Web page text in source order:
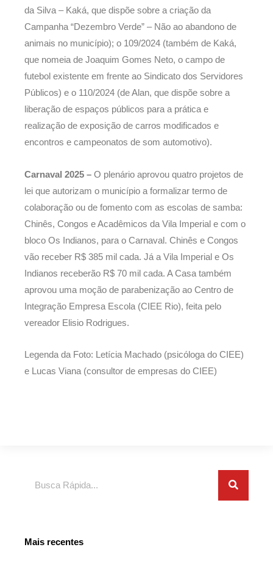
da Silva – Kaká, que dispõe sobre a criação da
Campanha “Dezembro Verde” – Não ao abandono de
animais no município); o 109/2024 (também de Kaká,
que nomeia de Joaquim Gomes Neto, o campo de
futebol existente em frente ao Sindicato dos Servidores
Públicos) e o 110/2024 (de Alan, que dispõe sobre a
liberação de espaços públicos para a prática e
realização de exposição de carros modificados e
encontros e campeonatos de som automotivo).
Carnaval 2025 – O plenário aprovou quatro projetos de
lei que autorizam o município a formalizar termo de
colaboração ou de fomento com as escolas de samba:
Chinês, Congos e Acadêmicos da Vila Imperial e com o
bloco Os Indianos, para o Carnaval. Chinês e Congos
vão receber R$ 385 mil cada. Já a Vila Imperial e Os
Indianos receberão R$ 70 mil cada. A Casa também
aprovou uma moção de parabenização ao Centro de
Integração Empresa Escola (CIEE Rio), feita pelo
vereador Elisio Rodrigues.
Legenda da Foto: Letícia Machado (psicóloga do CIEE)
e Lucas Viana (consultor de empresas do CIEE)
Mais recentes